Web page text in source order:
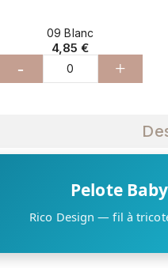
09 Blanc
4,85 €
- +
Pelote
Rico Design — fil à